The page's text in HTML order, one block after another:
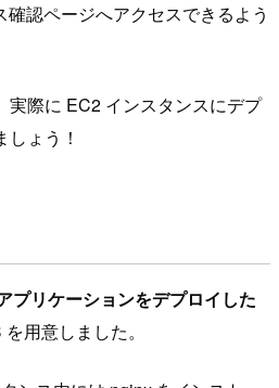
認ページへアクセスできるよう
実際に EC2 インスタンスにデプ
ょう！
プリケーションをデプロイした
を用意しました。